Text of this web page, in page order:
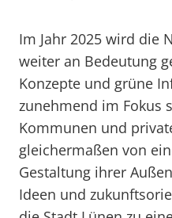
Im Jahr 2025 wird die
weiter an Bedeutung
Konzepte und grüne
zunehmend im Fokus
Kommunen und
gleichermaßen von
Gestaltung ihrer
Ideen und